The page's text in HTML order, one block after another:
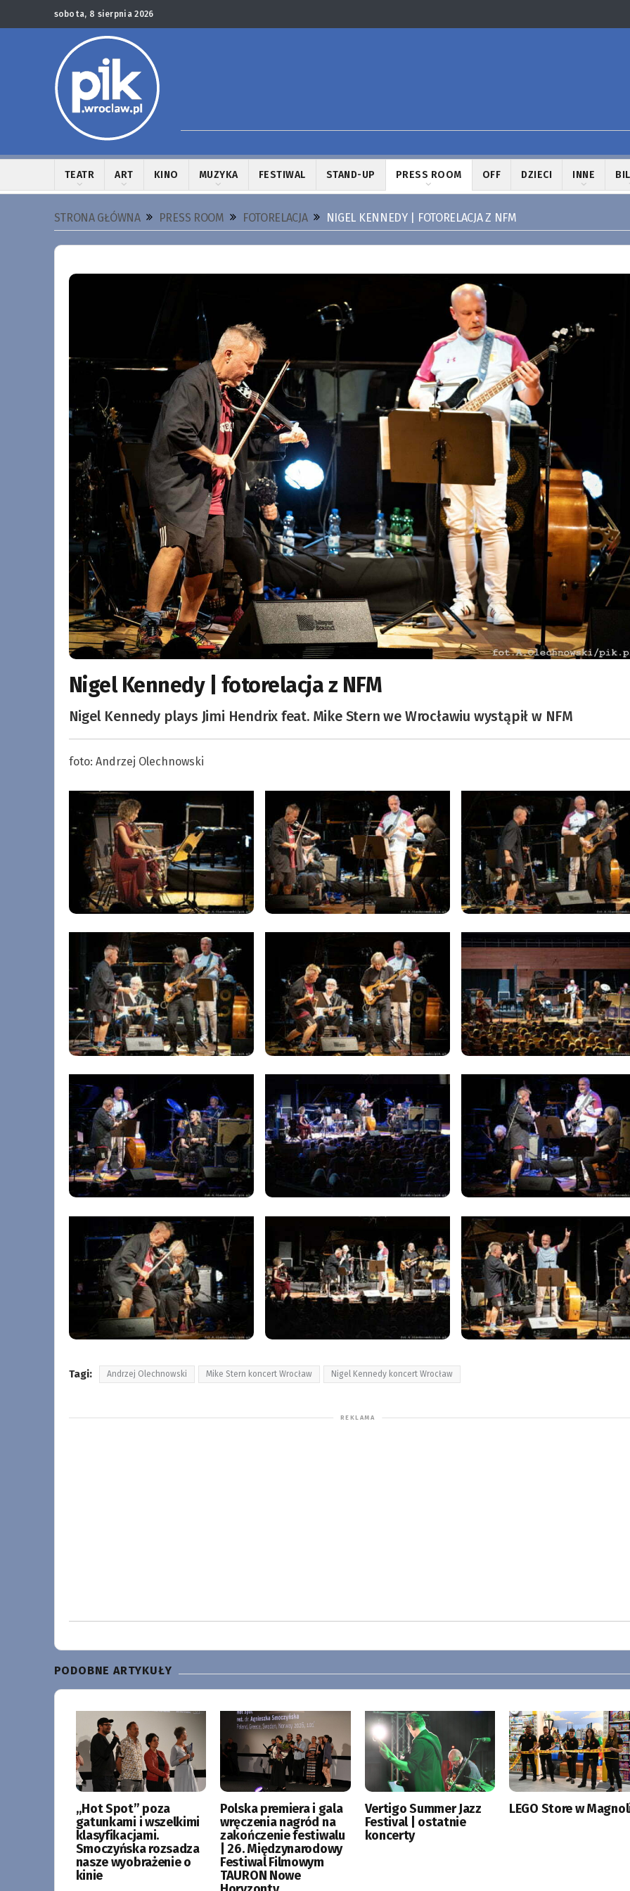
sobota, 8 sierpnia 2026
TEATR ART KINO MUZYKA FESTIWAL STAND-UP PRESS ROOM OFF DZIECI INNE
STRONA GŁÓWNA PRESS ROOM FOTORELACJA NIGEL KENNEDY | FOTORELACJA Z NFM
Nigel Kennedy | fotorelacja z NFM
Nigel Kennedy plays Jimi Hendrix feat. Mike Stern we Wrocławiu wystąpił w NFM
foto: Andrzej Olechnowski
Tagi: Andrzej Olechnowski Mike Stern koncert Wrocław Nigel Kennedy koncert Wrocław
PODOBNE ARTYKUŁY
„Hot Spot” poza
gatunkami i wszelkimi
klasyfikacjami.
Smoczyńska rozsadza
nasze wyobrażenie o
kinie
Polska premiera i gala
wręczenia nagród na
zakończenie festiwalu
| 26. Międzynarodowy
Festiwal Filmowym
TAURON Nowe
Vertigo Summer Jazz
Festival | ostatnie
koncerty
LEGO Store w